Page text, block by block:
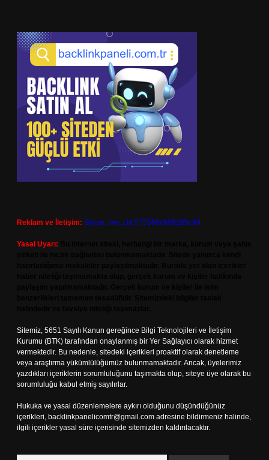
Reklam ve İletişim: Skype: live:.cid.575569c608265c69
Yasal Uyarı:
Sitemiz, 5651 Sayılı Kanun gereğince Bilgi Teknolojileri ve İletişim
Kurumu (BTK) tarafından onaylanmış bir Yer Sağlayıcı olarak hizmet
vermektedir. Bu nedenle, sitedeki içerikleri proaktif olarak denetleme
veya araştırma yükümlülüğümüz bulunmamaktadır. Ancak, üyelerimiz
yazdıkları içeriklerin sorumluluğunu taşımakta olup, siteye üye olarak bu
sorumluluğu kabul etmiş sayılırlar.
Hukuka ve yasal düzenlemelere aykırı olduğunu düşündüğünüz
içerikleri, backlinkpanelicomtr@gmail.com adresine bildirmeniz halinde,
ilgili içerikler yasal süre içerisinde sitemizden kaldırılacaktır.